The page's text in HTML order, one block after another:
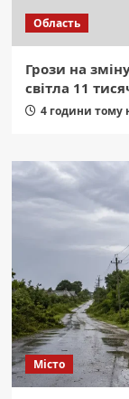
Область
Грози на
світла 11
4 години тому
Місто